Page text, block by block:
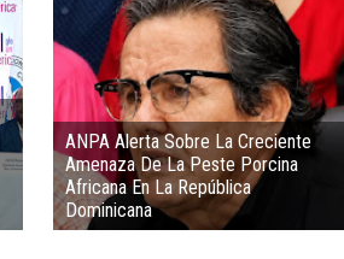
ANPA Alerta Sobre La Creciente
Amenaza De La Peste Porcina
Africana En La República
Dominicana